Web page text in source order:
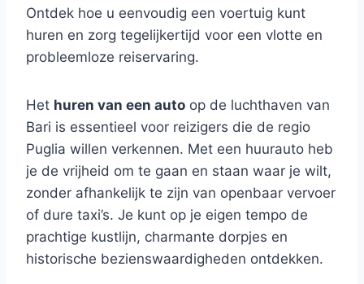
Ontdek hoe u eenvoudig een voertuig kunt
huren en zorg tegelijkertijd voor een vlotte en
probleemloze reiservaring.
Het huren van een auto op de luchthaven van
Bari is essentieel voor reizigers die de regio
Puglia willen verkennen. Met een huurauto heb
je de vrijheid om te gaan en staan waar je wilt,
zonder afhankelijk te zijn van openbaar vervoer
of dure taxi’s. Je kunt op je eigen tempo de
prachtige kustlijn, charmante dorpjes en
historische bezienswaardigheden ontdekken.